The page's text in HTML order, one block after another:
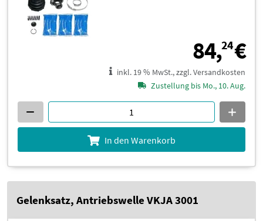
84,24€
inkl. 19 % MwSt., zzgl. Versandkosten
Zustellung bis Mo., 10. Aug.
In den Warenkorb
Gelenksatz, Antriebswelle VKJA 3001